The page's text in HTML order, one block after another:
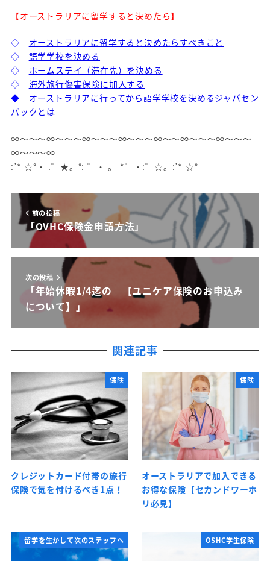
【オーストラリアに留学すると決めたら】
◇
オーストラリアに留学すると決めたらすべきこと
◇
語学学校を決める
◇
ホームステイ（滞在先）を決める
◇
海外旅行傷害保険に加入する
◆
オーストラリアに行ってから語学学校を決めるジャパセン
パックとは
∞～～～∞～～～∞～～～∞～～～∞～～∞～～～∞～～～
∞～～～∞
:’* ☆°・ .゜★。°: ゜・ 。 *゜・:゜☆。:’* ☆°
前の投稿
「OVHC保険金申請方法」
次の投稿
「年始休暇1/4迄の 【ユニケア保険のお申込み
について】」
関連記事
保険
クレジットカード付帯の旅行
保険で気を付けるべき1点！
保険
オーストラリアで加入できる
お得な保険【セカンドワーホ
リ必見】
留学を生かして次のステップへ OSHC学生保険